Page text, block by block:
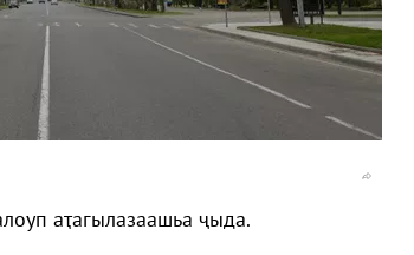
аҭагылазаашьа ҷыда.